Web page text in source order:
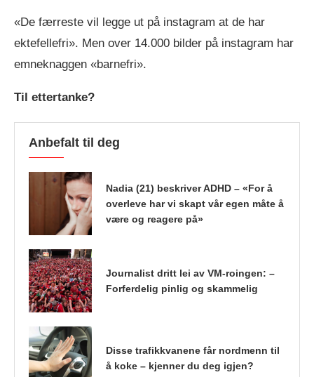
«De færreste vil legge ut på instagram at de har
ektefellefri». Men over 14.000 bilder på instagram har
emneknaggen «barnefri».
Til ettertanke?
Anbefalt til deg
Nadia (21) beskriver ADHD – «For å
overleve har vi skapt vår egen måte å
være og reagere på»
Journalist dritt lei av VM-roingen: –
Forferdelig pinlig og skammelig
Disse trafikkvanene får nordmenn til
å koke – kjenner du deg igjen?